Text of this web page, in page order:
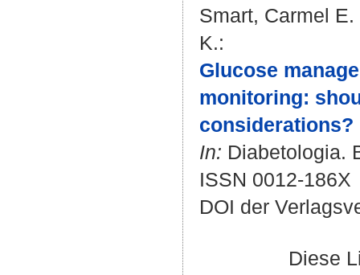
Smart, Carmel E.
K.:
Glucose
monitoring:
considerations?
In: Diabetologia.
ISSN 0012-186X
DOI der
Diese